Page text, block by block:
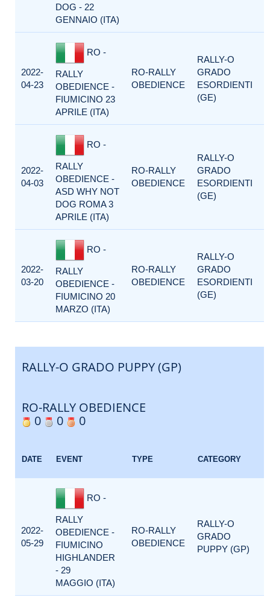
DOG - 22
GENNAIO (ITA)
2022-
04-23
RO -
RALLY
OBEDIENCE -
FIUMICINO 23
APRILE (ITA)
RO-RALLY
OBEDIENCE
RALLY-O
GRADO
ESORDIENTI
(GE)
2022-
04-03
RO -
RALLY
OBEDIENCE -
ASD WHY NOT
DOG ROMA 3
APRILE (ITA)
RO-RALLY
OBEDIENCE
RALLY-O
GRADO
ESORDIENTI
(GE)
2022-
03-20
RO -
RALLY
OBEDIENCE -
FIUMICINO 20
MARZO (ITA)
RO-RALLY
OBEDIENCE
RALLY-O
GRADO
ESORDIENTI
(GE)
RALLY-O GRADO PUPPY (GP)
RO-RALLY OBEDIENCE
0
0 0
DATE EVENT TYPE CATEGORY
2022-
05-29
RO -
RALLY
OBEDIENCE -
FIUMICINO
HIGHLANDER
- 29
MAGGIO (ITA)
RO-RALLY
OBEDIENCE
RALLY-O
GRADO
PUPPY (GP)